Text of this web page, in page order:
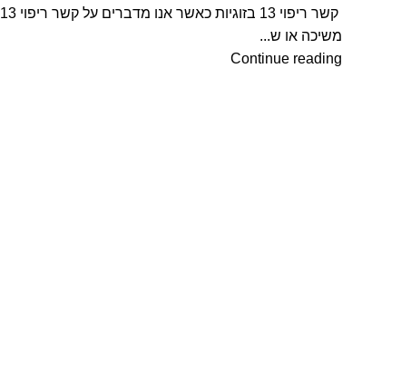
משיכה או ש...
Continue reading